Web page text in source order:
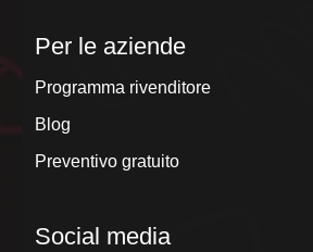
Per le aziende
Programma rivenditore
Blog
Preventivo gratuito
Social media